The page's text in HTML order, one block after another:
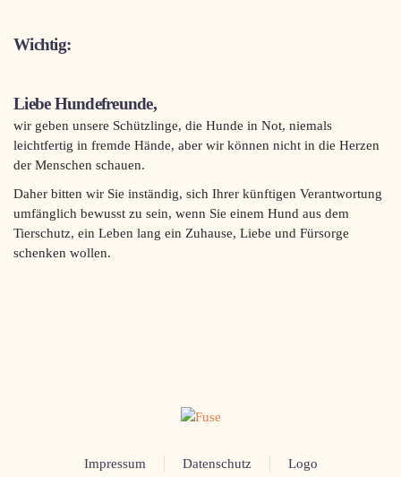
Wichtig:
Liebe Hundefreunde,
wir geben unsere Schützlinge, die Hunde in Not, niemals
leichtfertig in fremde Hände, aber wir können nicht in die Herzen
der Menschen schauen.
Daher bitten wir Sie inständig, sich Ihrer künftigen Verantwortung
umfänglich bewusst zu sein, wenn Sie einem Hund aus dem
Tierschutz, ein Leben lang ein Zuhause, Liebe und Fürsorge
schenken wollen.
Impressum Datenschutz Logo